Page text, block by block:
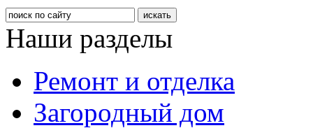
Наши разделы
Ремонт и отделка
Загородный дом